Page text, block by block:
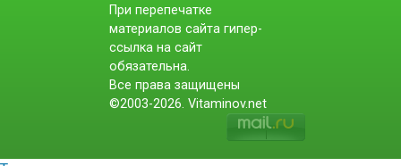
При перепечатке
материалов сайта гипер-
ссылка на сайт
обязательна.
Все права защищены
©2003-2026. Vitaminov.net